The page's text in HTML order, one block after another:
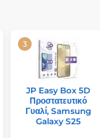
JP Easy Box 5D
Προστατευτικό
Γυαλί, Samsung
Galaxy S25